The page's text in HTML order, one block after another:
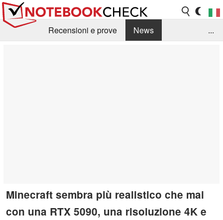
Recensioni e prove
News
...
Minecraft sembra più realistico che mai
con una RTX 5090, una risoluzione 4K e